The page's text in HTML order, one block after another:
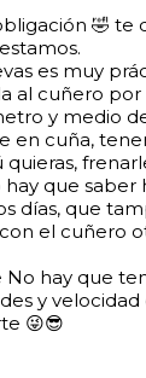
los grupos de
el monitor
del
🤣 te
es muy
al cuñero por
y medio
en cuña,
que saber
días, que
el cuñero
hay que
y
😜😎